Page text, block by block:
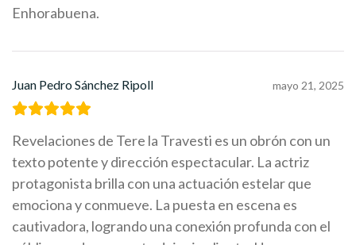
Enhorabuena.
Juan Pedro Sánchez Ripoll mayo 21, 2025
Revelaciones de Tere la Travesti es un obrón con un
texto potente y dirección espectacular. La actriz
protagonista brilla con una actuación estelar que
emociona y conmueve. La puesta en escena es
cautivadora, logrando una conexión profunda con el